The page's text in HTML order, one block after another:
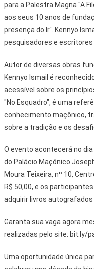
para a Palestra Magna "A
aos seus 10 anos de
presença do Ir.'. Kennyo
pesquisadores e escritores
Autor de diversas obras
Kennyo Ismail é
acessível sobre os
"No Esquadro", é uma
conhecimento maçônico,
sobre a tradição e os
O evento acontecerá no
do Palácio Maçônico
Moura Teixeira, nº 10,
R$ 50,00, e os
adquirir livros autografados
Garanta sua vaga agora
realizadas pelo site: bit.ly/
Uma oportunidade única